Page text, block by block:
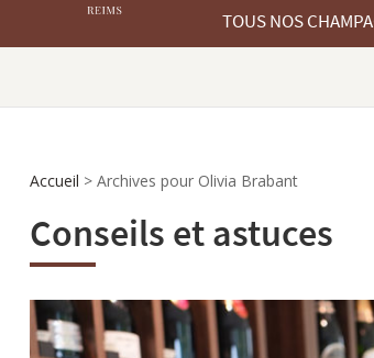
TOUS NOS
Accueil > Archives pour Olivia Brabant
Conseils et astuces